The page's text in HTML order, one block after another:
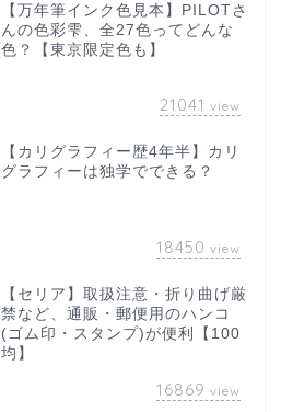
【万年筆インク色見本】PILOTさ
んの色彩雫、全27色ってどんな
色？【東京限定色も】
21041 view
【カリグラフィー歴4年半】カリ
グラフィーは独学でできる？
18450 view
【セリア】取扱注意・折り曲げ厳
禁など、通販・郵便用のハンコ
(ゴム印・スタンプ)が便利【100
均】
16869 view